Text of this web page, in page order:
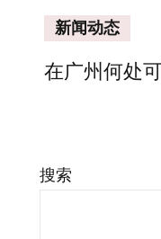
新闻动态
在广州何处
搜索